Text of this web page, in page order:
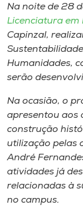
Unoesc
Store
Selecione
Na noite de 28
Licenciatura em
Capinzal,
Humanidades,
serão
Na ocasião, o
apresentou aos
construção
utilização pelas
André
atividades já
relacionadas à
no campus.